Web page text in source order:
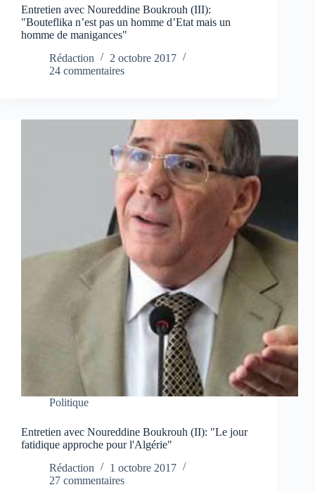
Entretien avec Noureddine Boukrouh (III):
"Bouteflika n’est pas un homme d’Etat mais un
homme de manigances"
Rédaction
2 octobre 2017
24 commentaires
Politique
Entretien avec Noureddine Boukrouh (II): "Le jour
fatidique approche pour l'Algérie"
Rédaction
1 octobre 2017
27 commentaires